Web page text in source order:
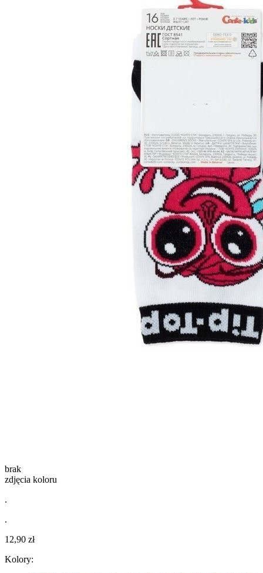
brak
zdjęcia koloru
.
.
12,90 zł
Kolory: